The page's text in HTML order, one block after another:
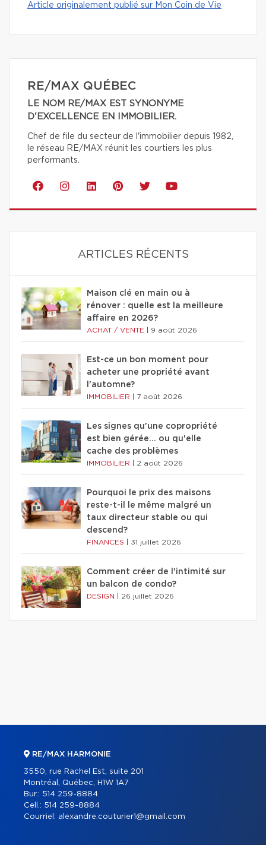
Article originalement publié sur Mon Coin de Vie
RE/MAX QUÉBEC
LE NOM RE/MAX EST SYNONYME
D'EXCELLENCE EN IMMOBILIER.
Chef de file du secteur de l'immobilier depuis 1982,
le réseau RE/MAX réunit les courtiers les plus
performants.
ARTICLES RÉCENTS
Maison clé en main ou à
rénover : quelle est la meilleure
affaire en 2026?
ACHAT / VENTE 9 août 2026
Est-ce un bon moment pour
acheter une propriété avant
l'automne?
IMMOBILIER 7 août 2026
Les signes qu'une copropriété
est bien gérée… ou qu'elle
cache des problèmes
IMMOBILIER 2 août 2026
Pourquoi le prix des maisons
reste-t-il le même malgré un
taux directeur stable ou qui
descend?
FINANCES 31 juillet 2026
Comment créer de l'intimité sur
un balcon de condo?
DESIGN 26 juillet 2026
RE/MAX HARMONIE
3550, rue Rachel Est, suite 201
Montréal, Québec, H1W 1A7
Bur.: 514 259-8884
Cell.: 514 259-8884
Courriel: alexandre.couturier1@gmail.com